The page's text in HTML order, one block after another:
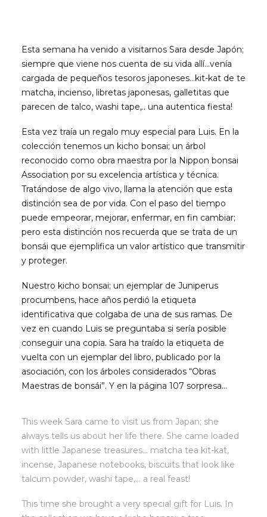
Esta semana ha venido a visitarnos Sara desde Japón;
siempre que viene nos cuenta de su vida allí…venía
cargada de pequeños tesoros japoneses…kit-kat de te
matcha, incienso, libretas japonesas, galletitas que
parecen de talco, washi tape,.. una autentica fiesta!
Esta vez traía un regalo muy especial para Luis. En la
colección tenemos un kicho bonsai; un árbol
reconocido como obra maestra por la Nippon bonsai
Association por su excelencia artística y técnica.
Tratándose de algo vivo, llama la atención que esta
distinción sea de por vida. Con el paso del tiempo
puede empeorar, mejorar, enfermar, en fin cambiar;
pero esta distinción nos recuerda que se trata de un
bonsái que ejemplifica un valor artístico que transmitir
y proteger.
Nuestro kicho bonsai; un ejemplar de Juniperus
procumbens, hace años perdió la etiqueta
identificativa que colgaba de una de sus ramas. De
vez en cuando Luis se preguntaba si sería posible
conseguir una copia. Sara ha traído la etiqueta de
vuelta con un ejemplar del libro, publicado por la
asociación, con los árboles considerados “Obras
Maestras de bonsái”. Y en la página 107 sorpresa…
This week Sara came to visit us from Japan; she
always tells us about her life there. She came loaded
with little Japanese treasures… matcha tea kit-kat,
incense, Japanese notebooks, biscuits that look like
talcum powder, washi tape,… a real feast!
This time she brought a very special gift for Luis. In